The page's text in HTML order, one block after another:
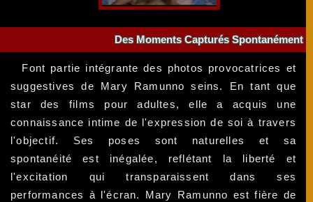
Des Moments Capturés Spontanément
Font partie intégrante des photos provocatrices et
suggestives de Mary Ramunno seins. En tant que
star des films pour adultes, elle a acquis une
connaissance intime de l'expression de soi à travers
l'objectif. Ses poses sont naturelles et sa
spontanéité est inégalée, reflétant la liberté et
l'excitation qui transparaissent dans ses
performances à l'écran. Mary Ramunno est fière de